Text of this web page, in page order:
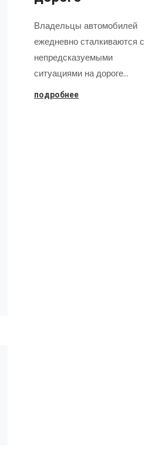
Владельцы автомобилей
ежедневно сталкиваются с
непредсказуемыми
ситуациями на дороге…
подробнее